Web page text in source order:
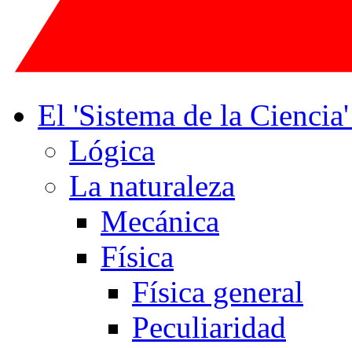
El 'Sistema de la
Lógica
La naturaleza
Mecánica
Física
Física general
Peculiaridad